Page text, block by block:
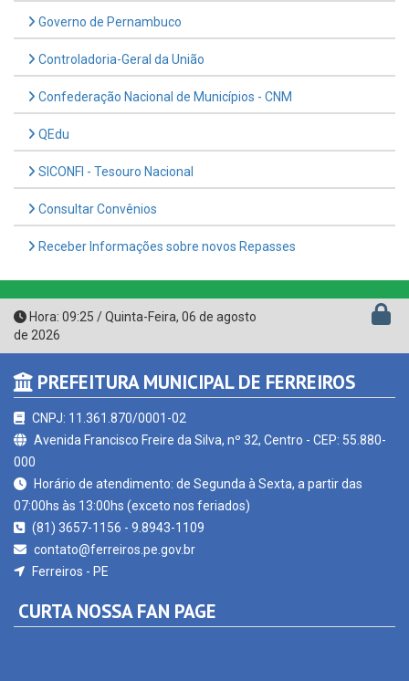
Controladoria-Geral da União
Confederação Nacional de Municípios - CNM
QEdu
SICONFI - Tesouro Nacional
Consultar Convênios
Receber Informações sobre novos Repasses
Hora:09:25/Quinta-Feira,06 de agosto
de 2026
PREFEITURA MUNICIPAL DE FERREIROS
CNPJ: 11.361.870/0001-02
000
Horário de atendimento: de Segunda à Sexta, a partir das
contato@ferreiros.pe.gov.br
Ferreiros - PE
CURTA NOSSA FAN PAGE